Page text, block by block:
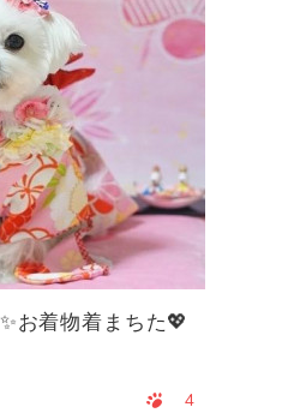
お着物着まちた💖
4